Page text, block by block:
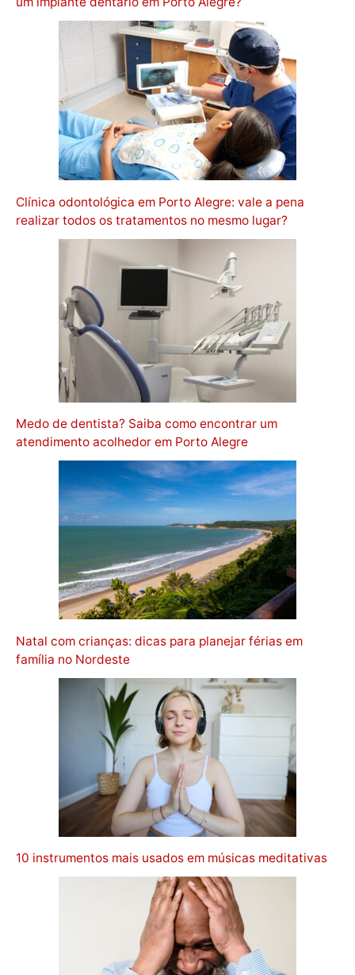
Clínica odontológica em Porto Alegre: vale a pena
realizar todos os tratamentos no mesmo lugar?
Medo de dentista? Saiba como encontrar um
atendimento acolhedor em Porto Alegre
Natal com crianças: dicas para planejar férias em
família no Nordeste
10 instrumentos mais usados em músicas meditativas